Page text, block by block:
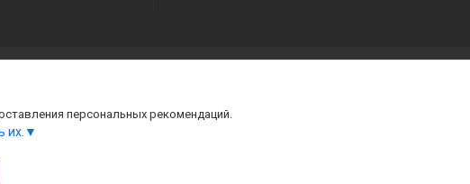
персональных рекомендаций.
их.